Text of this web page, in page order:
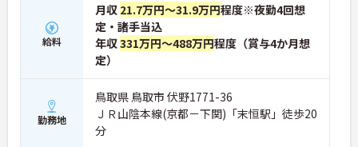
給料
月収 21.7万円～31.9万円程度※夜勤4回想
定・諸手当込
年収331万円～488万円程度（賞与4か月想
定）
勤務地
鳥取県 鳥取市 伏野1771-36
ＪＲ山陰本線(京都－下関)「末恒駅」徒歩20
分